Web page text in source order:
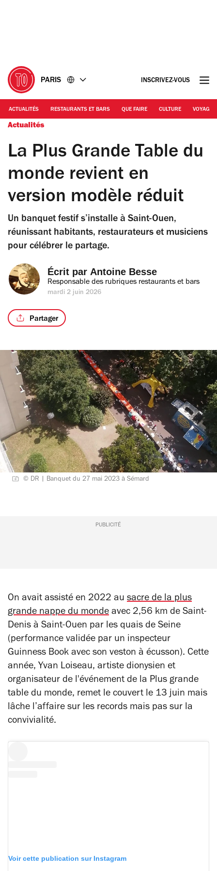
PARIS INSCRIVEZ-VOUS
ACTUALITÉS RESTAURANTS ET BARS QUE FAIRE CULTURE VOYAGE
Actualités
La Plus Grande Table du
monde revient en
version modèle réduit
Un banquet festif s’installe à Saint-Ouen,
réunissant habitants, restaurateurs et musiciens
pour célébrer le partage.
Écrit par Antoine Besse
Responsable des rubriques restaurants et bars
mardi 2 juin 2026
Partager
© DR | Banquet du 27 mai 2023 à Sémard
PUBLICITÉ
On avait assisté en 2022 au sacre de la plus
grande nappe du monde avec 2,56 km de Saint-
Denis à Saint-Ouen par les quais de Seine
(performance validée par un inspecteur
Guinness Book avec son veston à écusson). Cette
année, Yvan Loiseau, artiste dionysien et
organisateur de l'événement de la Plus grande
table du monde, remet le couvert le 13 juin mais
lâche l’affaire sur les records mais pas sur la
convivialité.
Voir cette publication sur Instagram